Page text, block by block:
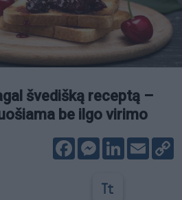
švedišką receptą –
be ilgo virimo
FacebookMessenger
LinkedIn
Email